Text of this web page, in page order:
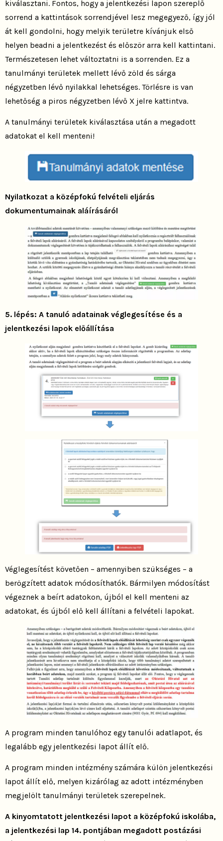
kiválasztani. Fontos, hogy a jelentkezési lapon szereplő
sorrend a kattintások sorrendjével lesz megegyező, így jól
át kell gondolni, hogy melyik területre kívánjuk első
helyen beadni a jelentkezést és először arra kell kattintani.
Természetesen lehet változtatni is a sorrenden. Ez a
tanulmányi területek mellett lévő zöld és sárga
négyzetben lévő nyilakkal lehetséges. Törlésre is van
lehetőség a piros négyzetben lévő X jelre kattintva.
A tanulmányi területek kiválasztása után a megadott
adatokat el kell menteni!
Nyilatkozat a középfokú felvételi eljárás
dokumentumainak aláírásáról
5. lépés: A tanuló adatainak véglegesítése és a
jelentkezési lapok előállítása
Véglegesítést követően – amennyiben szükséges – a
berögzített adatok módosíthatók. Bármilyen módosítást
végeznek a beírt adatokon, újból el kell menteni az
adatokat, és újból elő kell állítani a felvételi lapokat.
A program minden tanulóhoz egy tanulói adatlapot, és
legalább egy jelentkezési lapot állít elő.
A program minden intézmény számára külön jelentkezési
lapot állít elő, melyen kizárólag az adott intézményben
megjelölt tanulmányi területek szerepelnek.
A kinyomtatott jelentkezési lapot a középfokú iskolába,
a jelentkezési lap 14. pontjában megadott postázási